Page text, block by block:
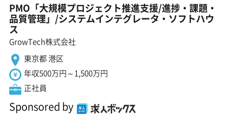
PMO「大規模プロジェクト推進支援/進捗・課題・
品質管理」/システムインテグレータ・ソフトハウ
ス
GrowTech株式会社
東京都 港区
年収500万円～1,500万円
正社員
Sponsored by